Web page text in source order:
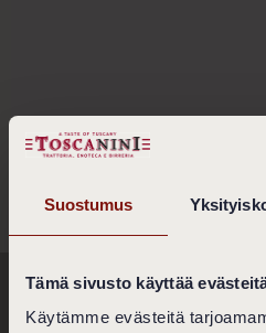
Suostumus
Tämä sivusto käyttää
Käytämme evästeitä
Ravintola Toscanini